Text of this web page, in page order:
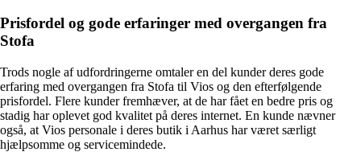
Prisfordel og gode erfaringer med overgangen fra
Stofa
Trods nogle af udfordringerne omtaler en del kunder deres gode
erfaring med overgangen fra Stofa til Vios og den efterfølgende
prisfordel. Flere kunder fremhæver, at de har fået en bedre pris og
stadig har oplevet god kvalitet på deres internet. En kunde nævner
også, at Vios personale i deres butik i Aarhus har været særligt
hjælpsomme og servicemindede.